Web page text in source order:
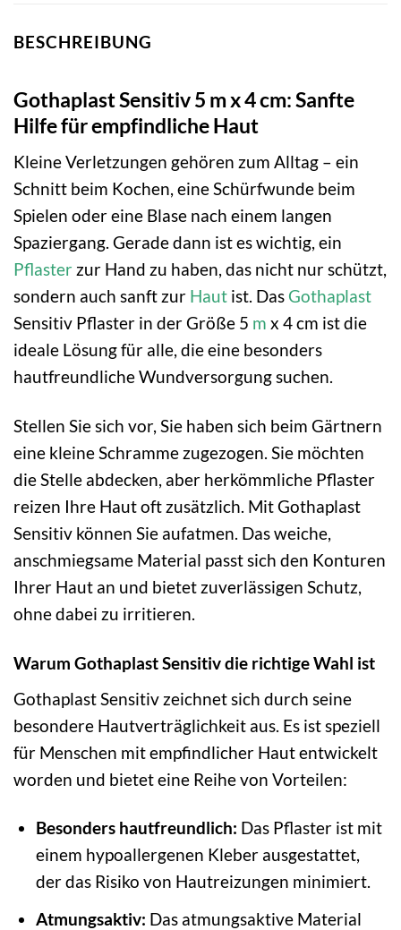
BESCHREIBUNG
Gothaplast Sensitiv 5 m x 4 cm: Sanfte
Hilfe für empfindliche Haut
Kleine Verletzungen gehören zum Alltag – ein
Schnitt beim Kochen, eine Schürfwunde beim
Spielen oder eine Blase nach einem langen
Spaziergang. Gerade dann ist es wichtig, ein
Pflaster zur Hand zu haben, das nicht nur schützt,
sondern auch sanft zur Haut ist. Das Gothaplast
Sensitiv Pflaster in der Größe 5 m x 4 cm ist die
ideale Lösung für alle, die eine besonders
hautfreundliche Wundversorgung suchen.
Stellen Sie sich vor, Sie haben sich beim Gärtnern
eine kleine Schramme zugezogen. Sie möchten
die Stelle abdecken, aber herkömmliche Pflaster
reizen Ihre Haut oft zusätzlich. Mit Gothaplast
Sensitiv können Sie aufatmen. Das weiche,
anschmiegsame Material passt sich den Konturen
Ihrer Haut an und bietet zuverlässigen Schutz,
ohne dabei zu irritieren.
Warum Gothaplast Sensitiv die richtige Wahl ist
Gothaplast Sensitiv zeichnet sich durch seine
besondere Hautverträglichkeit aus. Es ist speziell
für Menschen mit empfindlicher Haut entwickelt
worden und bietet eine Reihe von Vorteilen:
Besonders hautfreundlich: Das Pflaster ist mit
einem hypoallergenen Kleber ausgestattet,
der das Risiko von Hautreizungen minimiert.
Atmungsaktiv: Das atmungsaktive Material